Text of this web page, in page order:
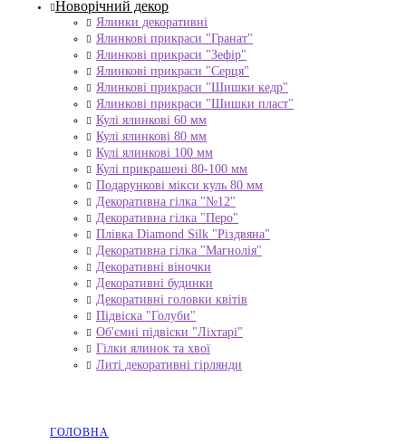
Новорічний декор
Ялинки декоративні
Ялинкові прикраси "Гранат"
Ялинкові прикраси "Зефір"
Ялинкові прикраси "Серця"
Ялинкові прикраси "Шишки кедр"
Ялинкові прикраси "Шишки пласт"
Кулі ялинкові 60 мм
Кулі ялинкові 80 мм
Кулі ялинкові 100 мм
Кулі прикрашені 80-100 мм
Подарункові мікси куль 80 мм
Декоративна гілка "№12"
Декоративна гілка "Перо"
Плівка Diamond Silk "Різдвяна"
Декоративна гілка "Магнолія"
Декоративні віночки
Декоративні будинки
Декоративні головки квітів
Підвіска "Голуби"
Об'ємні підвіски "Ліхтарі"
Гілки ялинок та хвої
Литі декоративні гірлянди
ГОЛОВНА